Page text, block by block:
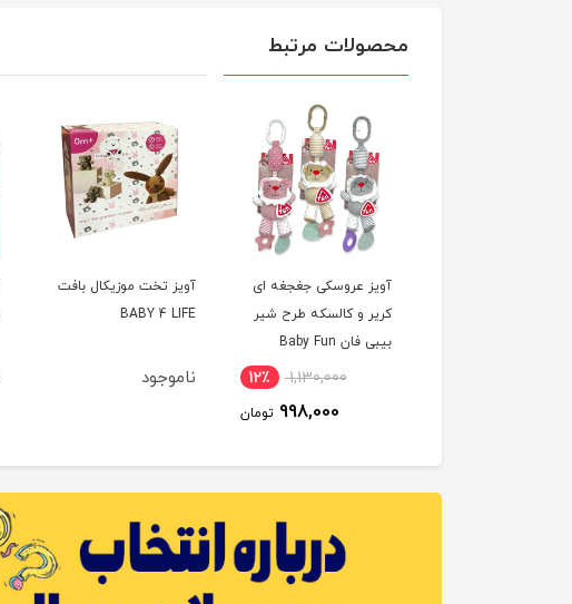
محصولات مرتبط
آویز عروسکی جغجغه ای
کریر و کالسکه طرح شیر
بیبی فان Baby Fun
1,130,000 12٪
998,000 تومان
آویز تخت موزیکال بافت
BABY 4 LIFE
ناموجود